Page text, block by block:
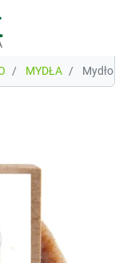
MYDŁA Mydło